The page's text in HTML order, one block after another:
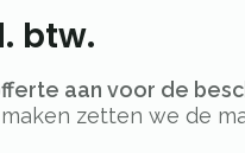
btw.
aan voor de
zetten we de